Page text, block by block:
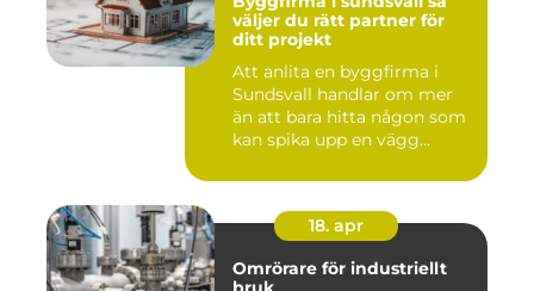
väljer du rätt partner för
ditt projekt
Att anlita en byggfirma i
Sundsvall handlar om mer
än att bara hitta någon som
kan spika upp en vägg...
18. apr
Omrörare för industriellt